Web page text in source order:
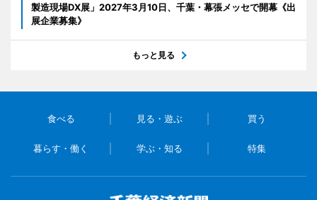
製造現場DX展」2027年3月10日、千葉・幕張メッセで開幕《出
展企業募集》
もっと見る
食べる 見る・遊ぶ 買う
暮らす・働く 学ぶ・知る 特集